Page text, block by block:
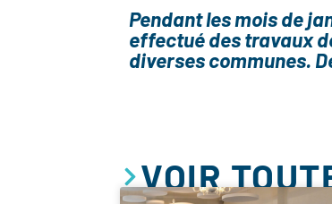
Pendant les mois de
effectué des travaux
diverses communes.
VOIR